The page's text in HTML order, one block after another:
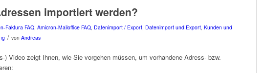
importiert werden?
Faktura FAQ, Amicron-Mailoffice FAQ, Datenimport / Export, Datenimport und Export, Kunden und
/ von Andreas
) Video zeigt Ihnen, wie Sie vorgehen müssen, um vorhandene Adress- bzw.